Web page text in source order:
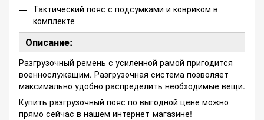
Тактический пояс с подсумками и ковриком в
комплекте
Описание:
Разгрузочный ремень с усиленной рамой пригодится
военнослужащим. Разгрузочная система позволяет
максимально удобно распределить необходимые вещи.
Купить разгрузочный пояс по выгодной цене можно
прямо сейчас в нашем интернет-магазине!